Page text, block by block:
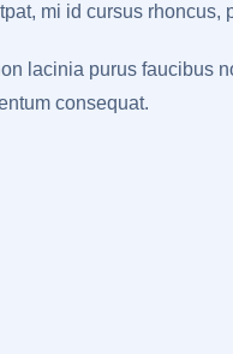
mi id cursus
lacinia purus faucibus
consequat.